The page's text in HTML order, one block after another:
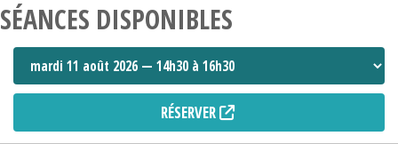
SÉANCES DISPONIBLES
RÉSERVER